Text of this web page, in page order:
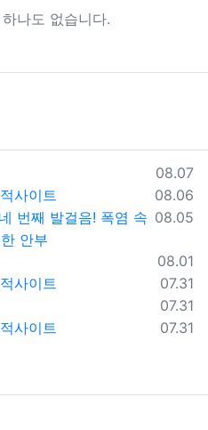
나도 없습니다.
등록일
08.07
등록일
08.06
사이트
등록일
08.05
번째 발걸음! 폭염 속
안부
등록일
08.01
등록일
07.31
사이트
등록일
07.31
등록일
07.31
사이트